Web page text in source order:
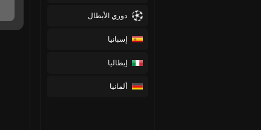
دوري الأبطال
إسبانيا
إيطاليا
ألمانيا